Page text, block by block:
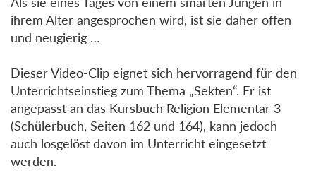
ihrem Alter angesprochen wird, ist sie daher offen
und neugierig …
Dieser Video-Clip eignet sich hervorragend für den
Unterrichtseinstieg zum Thema „Sekten“. Er ist
angepasst an das Kursbuch Religion Elementar 3
(Schülerbuch, Seiten 162 und 164), kann jedoch
auch losgelöst davon im Unterricht eingesetzt
werden.